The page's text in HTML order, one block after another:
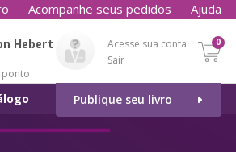
Acompanhe seus pedidos Ajuda
Hebert de
Acesse sua conta
Sair
0
Publique seu livro